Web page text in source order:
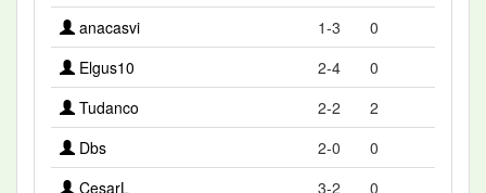
anacasvi
1-3
0
Elgus10
2-4
0
Tudanco
2-2
2
Dbs
2-0
0
CesarL
3-2
0